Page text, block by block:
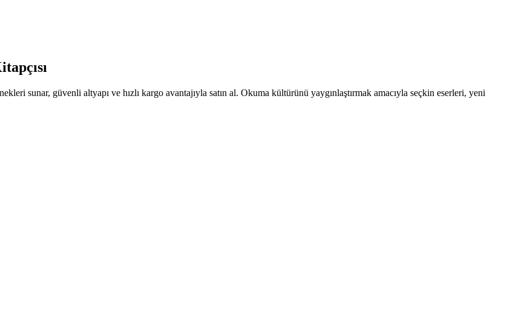
sunar, güvenli altyapı ve hızlı kargo avantajıyla satın al. Okuma kültürünü yaygınlaştırmak amacıyla seçkin eserleri, yeni